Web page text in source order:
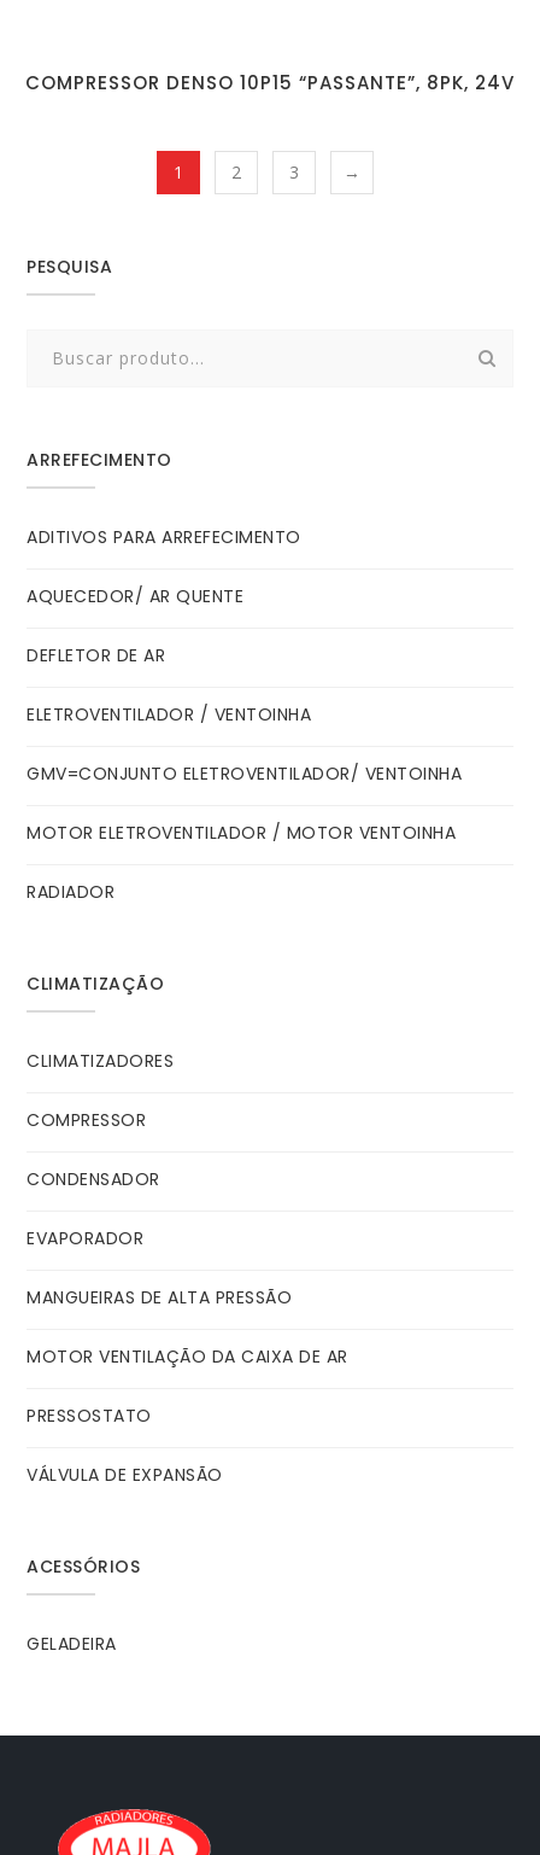
COMPRESSOR DENSO 10P15 “PASSANTE”, 8PK, 24V
1 2 3 →
PESQUISA
ARREFECIMENTO
ADITIVOS PARA ARREFECIMENTO
AQUECEDOR/ AR QUENTE
DEFLETOR DE AR
ELETROVENTILADOR / VENTOINHA
GMV=CONJUNTO ELETROVENTILADOR/ VENTOINHA
MOTOR ELETROVENTILADOR / MOTOR VENTOINHA
RADIADOR
CLIMATIZAÇÃO
CLIMATIZADORES
COMPRESSOR
CONDENSADOR
EVAPORADOR
MANGUEIRAS DE ALTA PRESSÃO
MOTOR VENTILAÇÃO DA CAIXA DE AR
PRESSOSTATO
VÁLVULA DE EXPANSÃO
ACESSÓRIOS
GELADEIRA